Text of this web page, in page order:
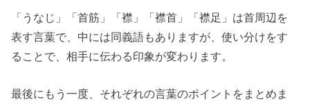
「うなじ」「首筋」「襟」「襟首」「襟足」は首周辺を
表す言葉で、中には同義語もありますが、使い分けをす
ることで、相手に伝わる印象が変わります。
最後にもう一度、それぞれの言葉のポイントをまとめま